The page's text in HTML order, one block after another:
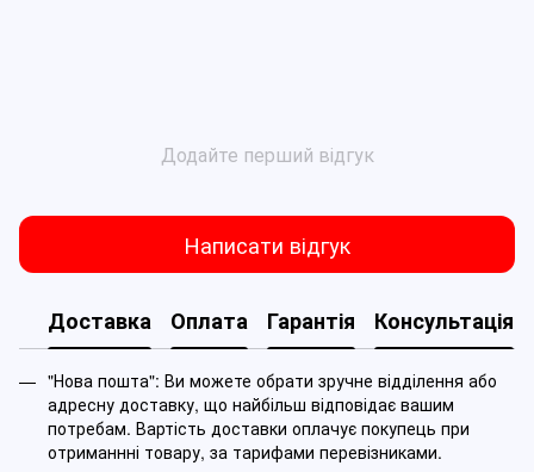
Додайте перший відгук
Написати відгук
Доставка Оплата Гарантія Консультація
"Нова пошта": Ви можете обрати зручне відділення або
адресну доставку, що найбільш відповідає вашим
потребам. Вартість доставки оплачує покупець при
отриманнні товару, за тарифами перевізниками.